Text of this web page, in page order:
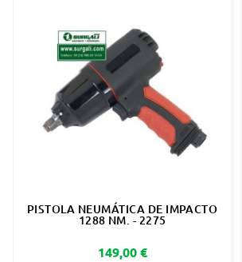
PISTOLA NEUMÁTICA DE IMPACTO
1288 NM. - 2275
Precio
149,00 €